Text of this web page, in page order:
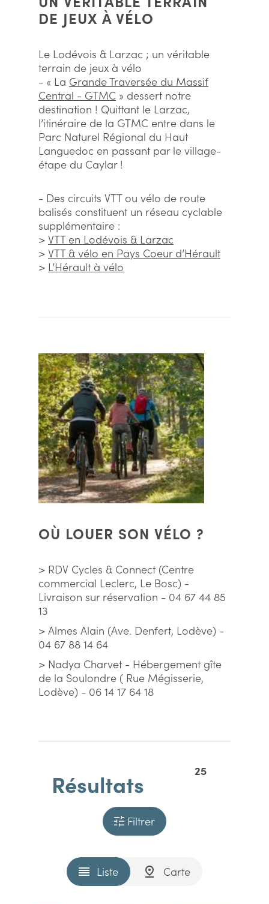
DE JEUX À VÉLO
Le Lodévois & Larzac ; un véritable
terrain de jeux à vélo
- « La Grande Traversée du Massif
Central - GTMC » dessert notre
destination ! Quittant le Larzac,
l’itinéraire de la GTMC entre dans le
Parc Naturel Régional du Haut
Languedoc en passant par le village-
étape du Caylar !
- Des circuits VTT ou vélo de route
balisés constituent un réseau cyclable
supplémentaire :
> VTT en Lodévois & Larzac
> VTT & vélo en Pays Coeur d’Hérault
> L’Hérault à vélo
OÙ LOUER SON VÉLO ?
> RDV Cycles & Connect (Centre
commercial Leclerc, Le Bosc) -
Livraison sur réservation - 04 67 44 85
13
> Almes Alain (Ave. Denfert, Lodève) -
04 67 88 14 64
> Nadya Charvet - Hébergement gîte
de la Soulondre ( Rue Mégisserie,
Lodève) - 06 14 17 64 18
25
Résultats
Filtrer
Liste Carte